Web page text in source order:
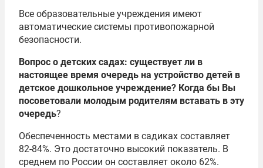
Все образовательные учреждения имеют
автоматические системы противопожарной
безопасности.
Вопрос о детских садах: существует ли в
настоящее время очередь на устройство детей в
детское дошкольное учреждение? Когда бы Вы
посоветовали молодым родителям вставать в эту
очередь?
Обеспеченность местами в садиках составляет
82-84%. Это достаточно высокий показатель. В
среднем по России он составляет около 62%.